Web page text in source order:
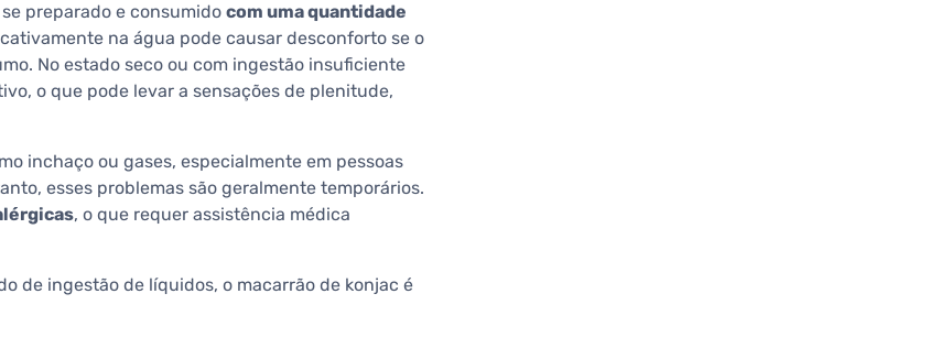
preparado e consumido com uma quantidade
na água pode causar desconforto se o
No estado seco ou com ingestão insuficiente
o que pode levar a sensações de plenitude,
inchaço ou gases, especialmente em pessoas
esses problemas são geralmente temporários.
, o que requer assistência médica
de ingestão de líquidos, o macarrão de konjac é